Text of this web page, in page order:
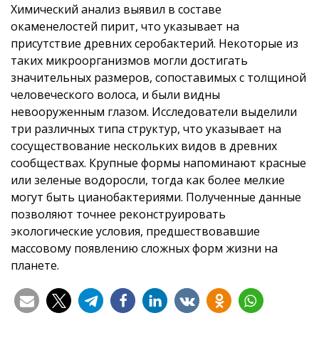
Химический анализ выявил в составе
окаменелостей пирит, что указывает на
присутствие древних серобактерий. Некоторые из
таких микроорганизмов могли достигать
значительных размеров, сопоставимых с толщиной
человеческого волоса, и были видны
невооруженным глазом. Исследователи выделили
три различных типа структур, что указывает на
сосуществование нескольких видов в древних
сообществах. Крупные формы напоминают красные
или зеленые водоросли, тогда как более мелкие
могут быть цианобактериями. Полученные данные
позволяют точнее реконструировать
экологические условия, предшествовавшие
массовому появлению сложных форм жизни на
планете.